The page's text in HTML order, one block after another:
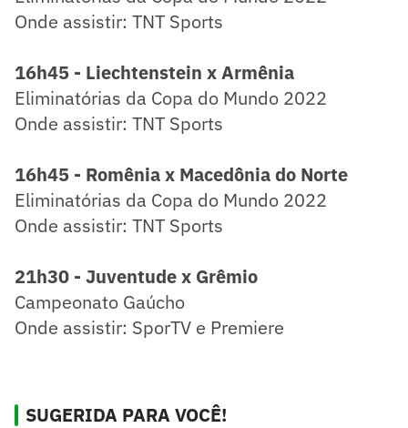
Onde assistir: TNT Sports
16h45 - Liechtenstein x Armênia
Eliminatórias da Copa do Mundo 2022
Onde assistir: TNT Sports
16h45 - Romênia x Macedônia do Norte
Eliminatórias da Copa do Mundo 2022
Onde assistir: TNT Sports
21h30 - Juventude x Grêmio
Campeonato Gaúcho
Onde assistir: SporTV e Premiere
SUGERIDA PARA VOCÊ!